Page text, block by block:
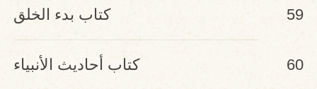
59 كتاب بدء الخلق
60 كتاب أحاديث الأنبياء